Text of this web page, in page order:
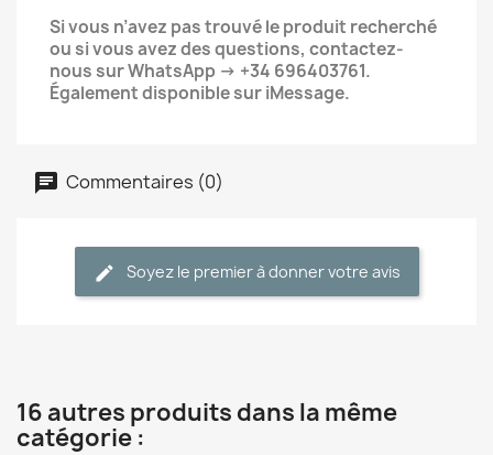
Si vous n’avez pas trouvé le produit recherché
ou si vous avez des questions, contactez-
nous sur WhatsApp → +34 696403761.
Également disponible sur iMessage.
Commentaires (0)
Soyez le premier à donner votre avis
16 autres produits dans la même
catégorie :